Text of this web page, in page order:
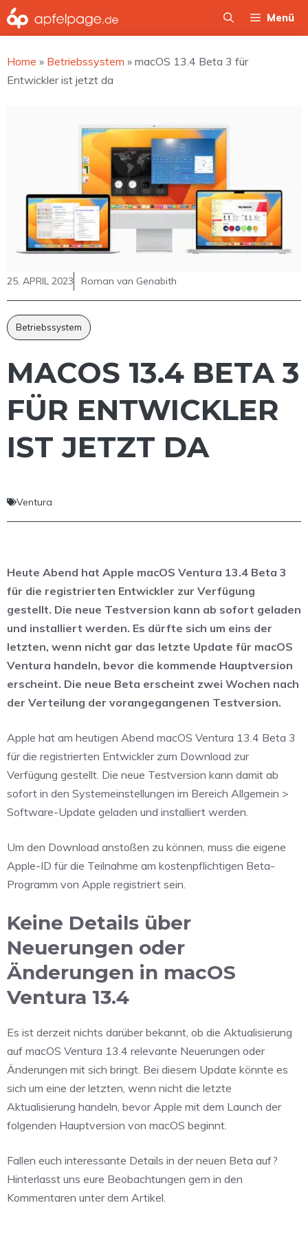
Zum
Inhalt
Menü
Home » Betriebssystem » macOS 13.4 Beta 3 für
Entwickler ist jetzt da
25. APRIL 2023 Roman van Genabith
Betriebssystem
MACOS 13.4 BETA 3
FÜR ENTWICKLER
IST JETZT DA
Ventura
Heute Abend hat Apple macOS Ventura 13.4 Beta 3
für die registrierten Entwickler zur Verfügung
gestellt. Die neue Testversion kann ab sofort geladen
und installiert werden. Es dürfte sich um eins der
letzten, wenn nicht gar das letzte Update für macOS
Ventura handeln, bevor die kommende Hauptversion
erscheint. Die neue Beta erscheint zwei Wochen nach
der Verteilung der vorangegangenen Testversion.
Apple hat am heutigen Abend macOS Ventura 13.4 Beta 3
für die registrierten Entwickler zum Download zur
Verfügung gestellt. Die neue Testversion kann damit ab
sofort in den Systemeinstellungen im Bereich Allgemein >
Software-Update geladen und installiert werden.
Um den Download anstoßen zu können, muss die eigene
Apple-ID für die Teilnahme am kostenpflichtigen Beta-
Programm von Apple registriert sein.
Keine Details über
Neuerungen oder
Änderungen in macOS
Ventura 13.4
Es ist derzeit nichts darüber bekannt, ob die Aktualisierung
auf macOS Ventura 13.4 relevante Neuerungen oder
Änderungen mit sich bringt. Bei diesem Update könnte es
sich um eine der letzten, wenn nicht die letzte
Aktualisierung handeln, bevor Apple mit dem Launch der
folgenden Hauptversion von macOS beginnt.
Fallen euch interessante Details in der neuen Beta auf?
Hinterlasst uns eure Beobachtungen gern in den
Kommentaren unter dem Artikel.